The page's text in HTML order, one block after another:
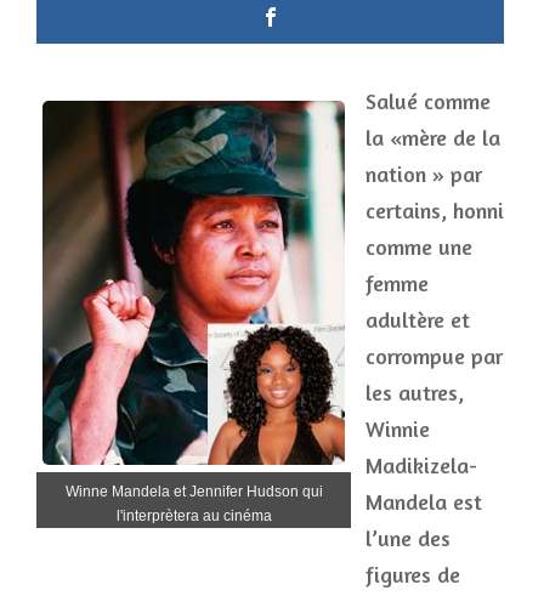
Winne Mandela et Jennifer Hudson qui
l'interprètera au cinéma
Salué comme
la «mère de la
nation » par
certains, honni
comme une
femme
adultère et
corrompue par
les autres,
Winnie
Madikizela-
Mandela est
l’une des
figures de